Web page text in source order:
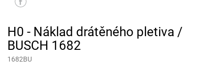
H0 - Náklad drátěného pletiva /
BUSCH 1682
1682BU